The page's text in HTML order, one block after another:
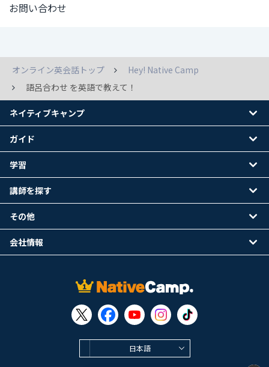
お問い合わせ
オンライン英会話トップ
Hey! Native Camp
語呂合わせ を英語で教えて！
日本語
ネイティブキャンプ
ガイド
学習
講師を探す
その他
会社情報